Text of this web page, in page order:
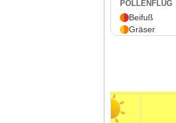
POLLENFLUG
Beifuß
Gräser